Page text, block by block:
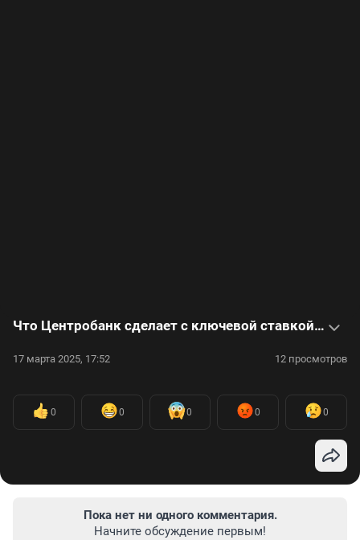
Что Центробанк сделает с ключевой ставкой — интервью с экспертами
17 марта 2025, 17:52 12 просмотров
0 0 0 0 0
Пока нет ни одного комментария.
Начните обсуждение первым!